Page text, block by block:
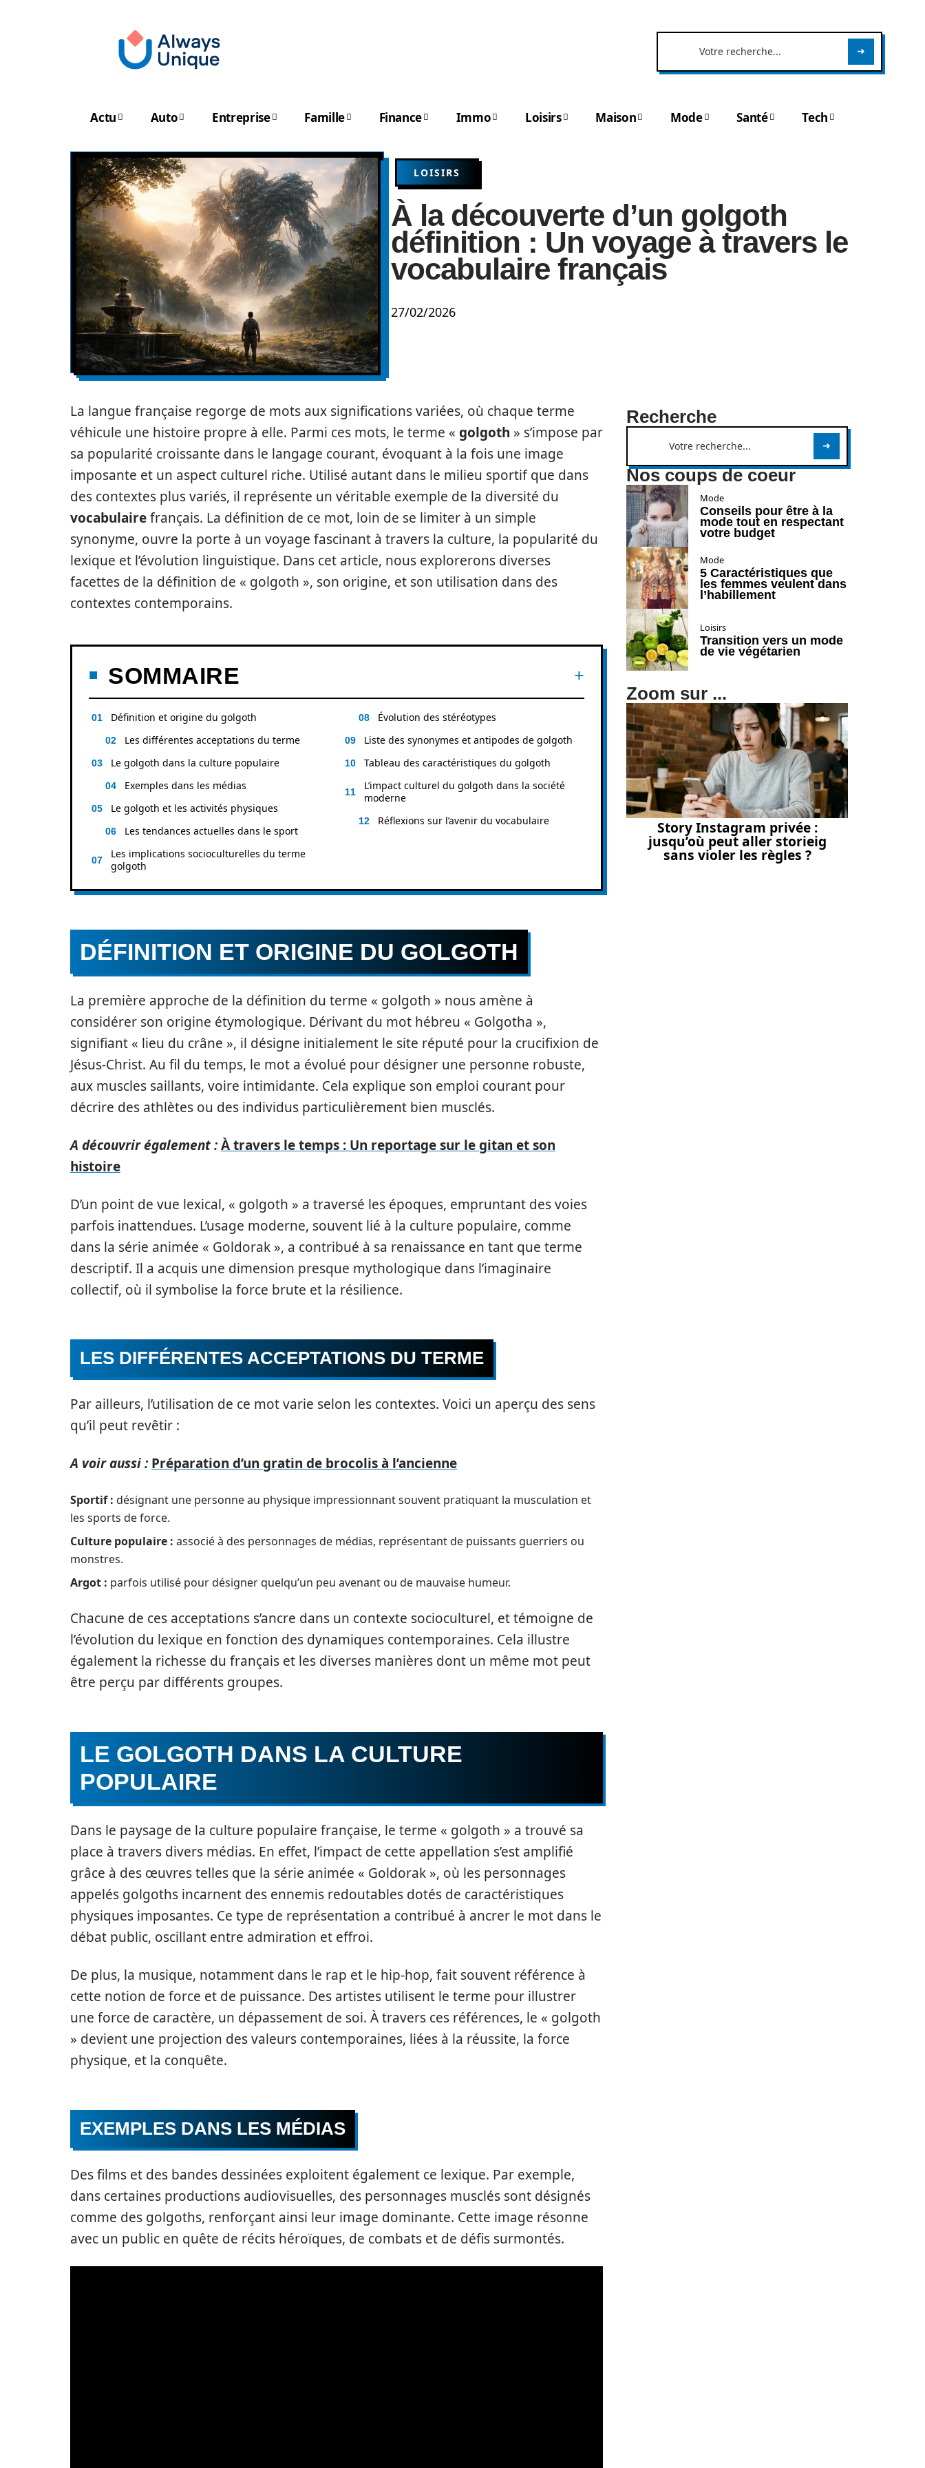
Actu Auto Entreprise Famille Finance Immo Loisirs Maison Mode Santé Tech
LOISIRS
À la découverte d’un golgoth
définition : Un voyage à travers le
vocabulaire français
27/02/2026
La langue française regorge de mots aux significations variées, où chaque terme
véhicule une histoire propre à elle. Parmi ces mots, le terme « golgoth » s’impose par
sa popularité croissante dans le langage courant, évoquant à la fois une image
imposante et un aspect culturel riche. Utilisé autant dans le milieu sportif que dans
des contextes plus variés, il représente un véritable exemple de la diversité du
vocabulairefrançais. La définition de ce mot, loin de se limiter à un simple
synonyme, ouvre la porte à un voyage fascinant à travers la culture, la popularité du
lexique et l’évolution linguistique. Dans cet article, nous explorerons diverses
facettes de la définition de « golgoth », son origine, et son utilisation dans des
contextes contemporains.
SOMMAIRE
Définition et origine du golgoth
Les différentes acceptations du terme
Le golgoth dans la culture populaire
Exemples dans les médias
Le golgoth et les activités physiques
Les tendances actuelles dans le sport
Les implications socioculturelles du terme
golgoth
Évolution des stéréotypes
Liste des synonymes et antipodes de golgoth
Tableau des caractéristiques du golgoth
L’impact culturel du golgoth dans la société
moderne
Réflexions sur l’avenir du vocabulaire
DÉFINITION ET ORIGINE DU GOLGOTH
La première approche de la définition du terme « golgoth » nous amène à
considérer son origine étymologique. Dérivant du mot hébreu « Golgotha »,
signifiant « lieu du crâne », il désigne initialement le site réputé pour la crucifixion de
Jésus-Christ. Au fil du temps, le mot a évolué pour désigner une personne robuste,
aux muscles saillants, voire intimidante. Cela explique son emploi courant pour
décrire des athlètes ou des individus particulièrement bien musclés.
A découvrir également :À travers le temps : Un reportage sur le gitan et son
histoire
D’un point de vue lexical, « golgoth » a traversé les époques, empruntant des voies
parfois inattendues. L’usage moderne, souvent lié à la culture populaire, comme
dans la série animée « Goldorak », a contribué à sa renaissance en tant que terme
descriptif. Il a acquis une dimension presque mythologique dans l’imaginaire
collectif, où il symbolise la force brute et la résilience.
LES DIFFÉRENTES ACCEPTATIONS DU TERME
Par ailleurs, l’utilisation de ce mot varie selon les contextes. Voici un aperçu des sens
qu’il peut revêtir :
A voir aussi : Préparation d’un gratin de brocolis à l’ancienne
Sportif : désignant une personne au physique impressionnant souvent pratiquant la musculation et
les sports de force.
Culture populaire : associé à des personnages de médias, représentant de puissants guerriers ou
monstres.
Argot : parfois utilisé pour désigner quelqu’un peu avenant ou de mauvaise humeur.
Chacune de ces acceptations s’ancre dans un contexte socioculturel, et témoigne de
l’évolution du lexique en fonction des dynamiques contemporaines. Cela illustre
également la richesse du français et les diverses manières dont un même mot peut
être perçu par différents groupes.
LE GOLGOTH DANS LA CULTURE
POPULAIRE
Dans le paysage de la culture populaire française, le terme « golgoth » a trouvé sa
place à travers divers médias. En effet, l’impact de cette appellation s’est amplifié
grâce à des œuvres telles que la série animée « Goldorak », où les personnages
appelés golgoths incarnent des ennemis redoutables dotés de caractéristiques
physiques imposantes. Ce type de représentation a contribué à ancrer le mot dans le
débat public, oscillant entre admiration et effroi.
De plus, la musique, notamment dans le rap et le hip-hop, fait souvent référence à
cette notion de force et de puissance. Des artistes utilisent le terme pour illustrer
une force de caractère, un dépassement de soi. À travers ces références, le « golgoth
» devient une projection des valeurs contemporaines, liées à la réussite, la force
physique, et la conquête.
EXEMPLES DANS LES MÉDIAS
Des films et des bandes dessinées exploitent également ce lexique. Par exemple,
dans certaines productions audiovisuelles, des personnages musclés sont désignés
comme des golgoths, renforçant ainsi leur image dominante. Cette image résonne
avec un public en quête de récits héroïques, de combats et de défis surmontés.
Recherche
Nos coups de coeur
Mode
Conseils pour être à la
mode tout en respectant
votre budget
Mode
5 Caractéristiques que
les femmes veulent dans
l’habillement
Loisirs
Transition vers un mode
de vie végétarien
Zoom sur ...
Story Instagram privée :
jusqu’où peut aller storieig
sans violer les règles ?